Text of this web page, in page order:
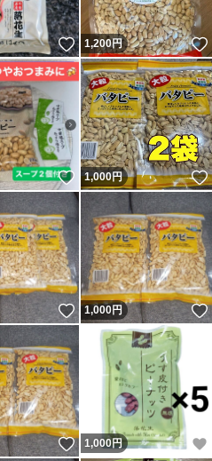
いいね！
1,200円
いいね！
1,000円
いいね！
1,000円
いいね！
1,000円